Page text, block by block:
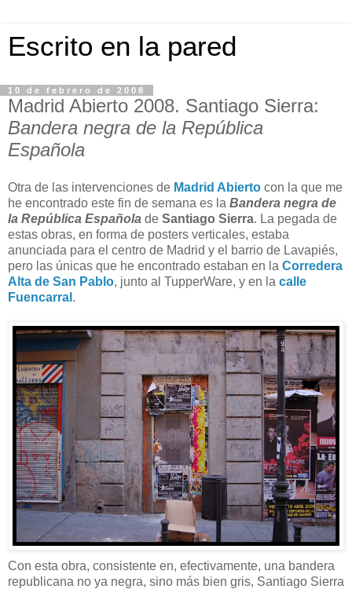
Escrito en la pared
10 de febrero de 2008
Madrid Abierto 2008. Santiago Sierra:
Bandera negra de la República
Española
Otra de las intervenciones de Madrid Abierto con la que me
he encontrado este fin de semana es la Bandera negra de
la República Española de Santiago Sierra. La pegada de
estas obras, en forma de posters verticales, estaba
anunciada para el centro de Madrid y el barrio de Lavapiés,
pero las únicas que he encontrado estaban en la Corredera
Alta de San Pablo, junto al TupperWare, y en la calle
Fuencarral .
Con esta obra, consistente en, efectivamente, una bandera
republicana no ya negra, sino más bien gris, Santiago Sierra